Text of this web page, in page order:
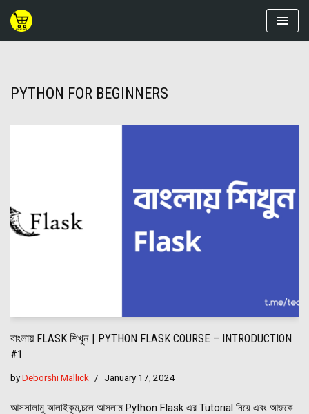
PYTHON FOR BEGINNERS
বাংলায় FLASK শিখুন | PYTHON FLASK COURSE – INTRODUCTION
#1
byDeborshi Mallick January 17, 2024
আসসালামু আলাইকুম,চলে আসলাম Python Flask এর Tutorial নিয়ে এবং আজকে